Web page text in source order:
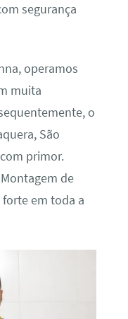
segurança
operamos
muita
o
São
primor.
de
forte em toda a